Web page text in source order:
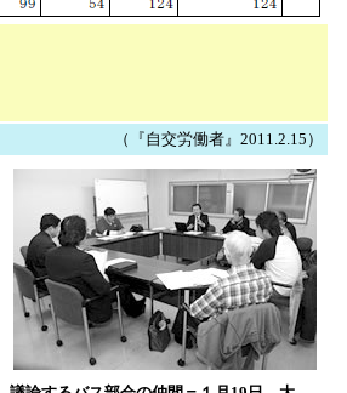
（『自交労働者』2011.2.15）